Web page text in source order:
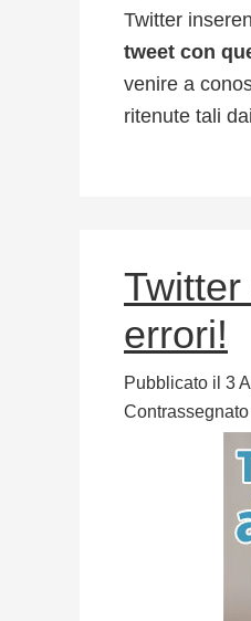
Twitter
tweet con
venire a
ritenute tali
errori!
Pubblicato il 3
Contrassegnato